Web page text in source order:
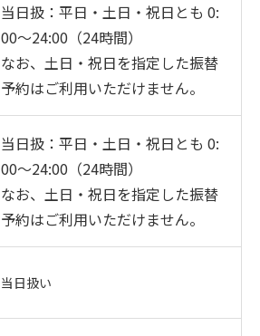
当日扱：平日・土日・祝日とも 0:
00～24:00（24時間）
なお、土日・祝日を指定した振替
予約はご利用いただけません。
当日扱：平日・土日・祝日とも 0:
00～24:00（24時間）
なお、土日・祝日を指定した振替
予約はご利用いただけません。
当日扱い